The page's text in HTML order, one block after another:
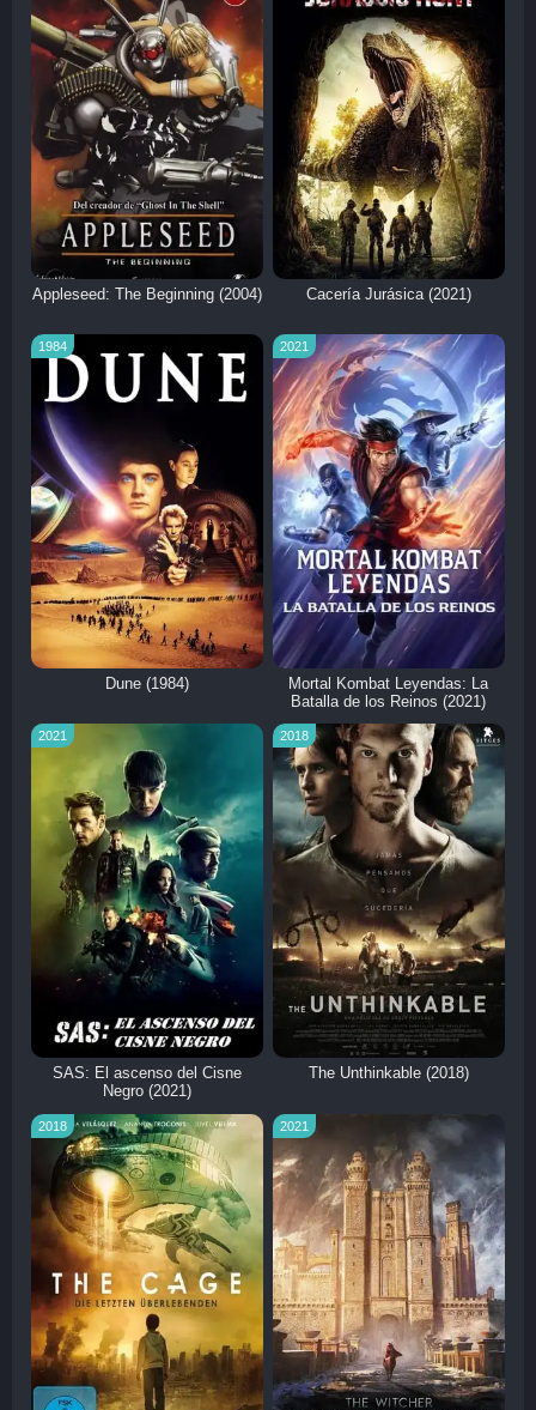
Appleseed: The Beginning (2004) Cacería Jurásica (2021)
1984
Dune (1984)
2021
Mortal Kombat Leyendas: La
Batalla de los Reinos (2021)
2021
SAS: El ascenso del Cisne
Negro (2021)
2018
The Unthinkable (2018)
2018 2021